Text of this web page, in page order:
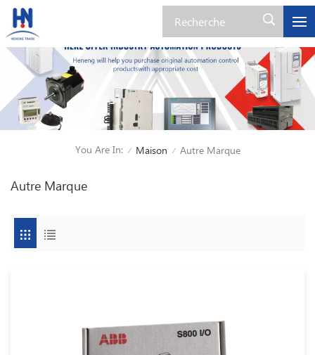
You Are In: / Maison / Autre Marque
Autre Marque